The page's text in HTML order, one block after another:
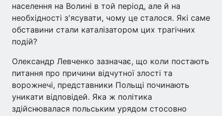
населення на Волині в той період, але й на
необхідності з'ясувати, чому це сталося. Які саме
обставини стали каталізатором цих трагічних
подій?
Олександр Левченко зазначає, що коли постають
питання про причини відчутної злості та
ворожнечі, представники Польщі починають
уникати відповідей. Яка ж політика
здійснювалася польським урядом стосовно